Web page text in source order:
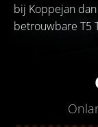
bij Koppejan
betrouwbare T5